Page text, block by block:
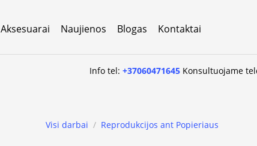
Aksesuarai Naujienos Blogas Kontaktai
Info tel:+37060471645 Konsultuojame
Visi darbai / Reprodukcijos ant Popieriaus